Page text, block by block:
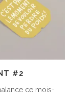
#2
ce mois-